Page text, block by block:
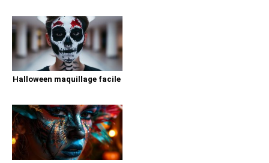
Halloween maquillage facile